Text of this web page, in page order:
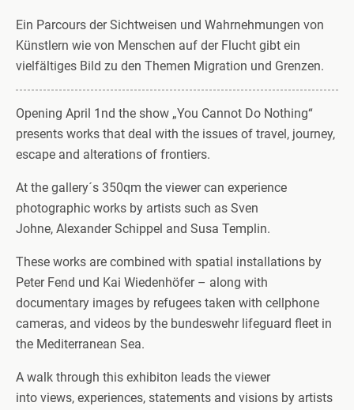
Ein Parcours der Sichtweisen und Wahrnehmungen von
Künstlern wie von Menschen auf der Flucht gibt ein
vielfältiges Bild zu den Themen Migration und Grenzen.
Opening April 1nd the show „You Cannot Do Nothing“
presents works that deal with the issues of travel, journey,
escape and alterations of frontiers.
At the gallery´s 350qm the viewer can experience
photographic works by artists such as Sven
Johne, Alexander Schippel and Susa Templin.
These works are combined with spatial installations by
Peter Fend und Kai Wiedenhöfer – along with
documentary images by refugees taken with cellphone
cameras, and videos by the bundeswehr lifeguard fleet in
the Mediterranean Sea.
A walk through this exhibiton leads the viewer
into views, experiences, statements and visions by artists